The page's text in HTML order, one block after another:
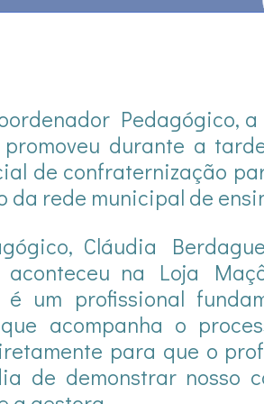
Pedagógico,
durante a
de confraternização
rede municipal de
Cláudia
aconteceu na Loja
é um profissional
acompanha o
para que o
de demonstrar nosso